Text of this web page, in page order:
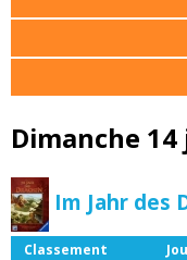
Dimanche
Im Jahr des
Classement